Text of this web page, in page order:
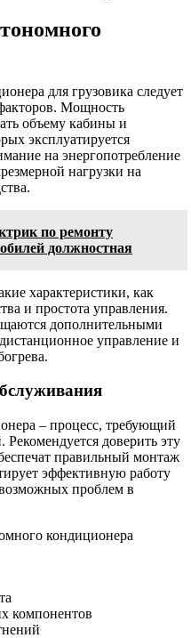
для грузовика следует
Мощность
объему кабины и
эксплуатируется
на энергопотребление
нагрузки на
по ремонту
должностная
характеристики, как
и простота управления.
дополнительными
управление и
– процесс, требующий
доверить эту
правильный монтаж
эффективную работу
проблем в
кондиционера
компонентов